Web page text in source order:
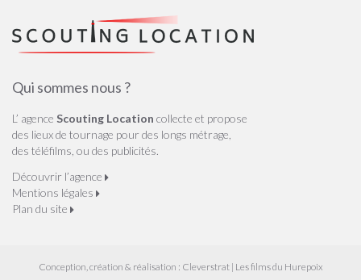
Qui sommes nous ?
L’ agence Scouting Location collecte et propose
des lieux de tournage pour des longs métrage,
des téléfilms, ou des publicités.
Découvrir l’agence
Mentions légales
Plan du site
Conception, création & réalisation : Cleverstrat| Les films du Hurepoix